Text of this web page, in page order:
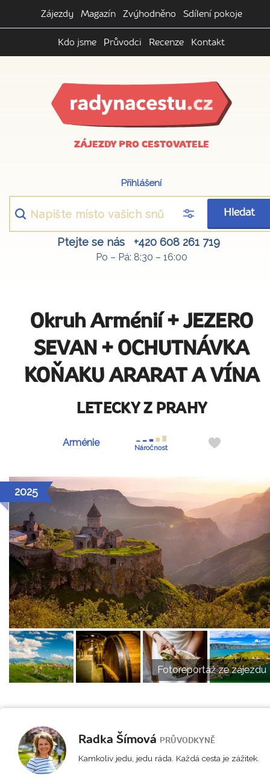
Zájezdy Magazín Zvýhodněno Sdílení pokoje
Kdo jsme Průvodci Recenze Kontakt
ZÁJEZDY PRO CESTOVATELE
Přihlášení
Hledat
Ptejte se nás +420 608 261 719
Po – Pá: 8:30 – 16:00
Okruh Arménií + JEZERO
SEVAN + OCHUTNÁVKA
KOŇAKU ARARAT A VÍNA
LETECKY Z PRAHY
Arménie Náročnost
Do
2025
Fotoreportáž ze zájezdu
Radka Šímová PRŮVODKYNĚ
Kamkoliv jedu, jedu ráda. Každá cesta je zážitek.